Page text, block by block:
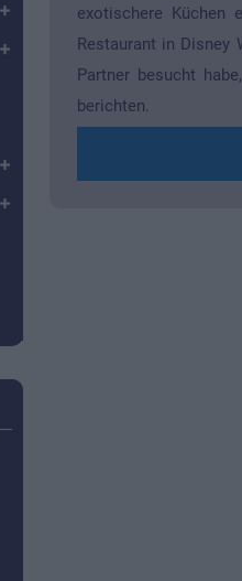
exotischere Küchen
Restaurant in Disney
Partner besucht
berichten.